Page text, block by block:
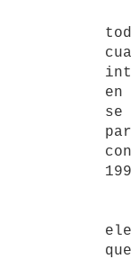
en
se